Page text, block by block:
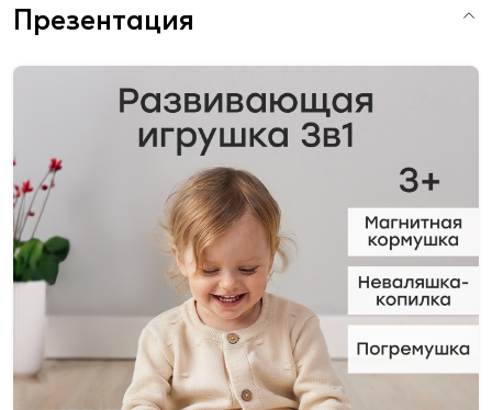
Презентация